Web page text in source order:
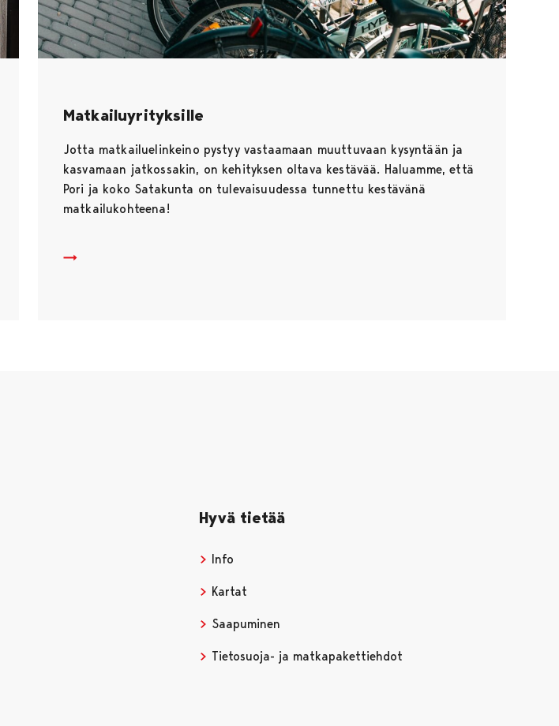
Matkailuyrityksille
Jotta matkailuelinkeino pystyy vastaamaan muuttuvaan kysyntään ja
kasvamaan jatkossakin, on kehityksen oltava kestävää. Haluamme, että
Pori ja koko Satakunta on tulevaisuudessa tunnettu kestävänä
matkailukohteena!
Matkailuyrityksille
Hyvä tietää
Info
Kartat
Saapuminen
Tietosuoja- ja matkapakettiehdot